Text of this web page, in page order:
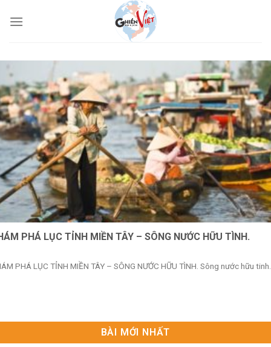
PHÁ LỤC TỈNH MIỀN TÂY – SÔNG NƯỚC HỮU TÌNH.
PHÁ LỤC TỈNH MIỀN TÂY – SÔNG NƯỚC HỮU TÌNH. Sông nước hữu
BÀI MỚI NHẤT